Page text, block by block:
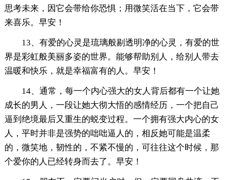
思考未来，因它会带给你恐惧；用微笑活在当下，它会带
来喜乐。早安！
13、有爱的心灵是琉璃般剔透明净的心灵，有爱的世
界是彩虹般美丽多姿的世界。能够帮助别人，给别人带去
温暖和快乐，就是幸福富有的人。早安！
14、通常，每一个内心强大的女人背后都有一个让她
成长的男人，一段让她大彻大悟的感情经历，一个把自己
逼到绝境最后又重生的蜕变过程。一个拥有强大内心的女
人，平时并非是强势的咄咄逼人的，相反她可能是温柔
的，微笑地，韧性的，不紧不慢的，可往往这个时候，那
个爱你的人已经转身而去了。早安！